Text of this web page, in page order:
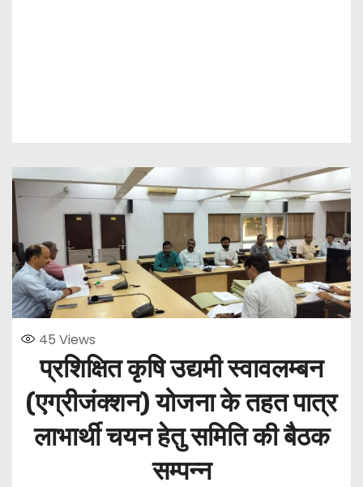
45 Views
प्रशिक्षित कृषि उद्यमी स्वावलम्बन
(एग्रीजंक्शन) योजना के तहत पात्र
लाभार्थी चयन हेतु समिति की बैठक
सम्पन्न